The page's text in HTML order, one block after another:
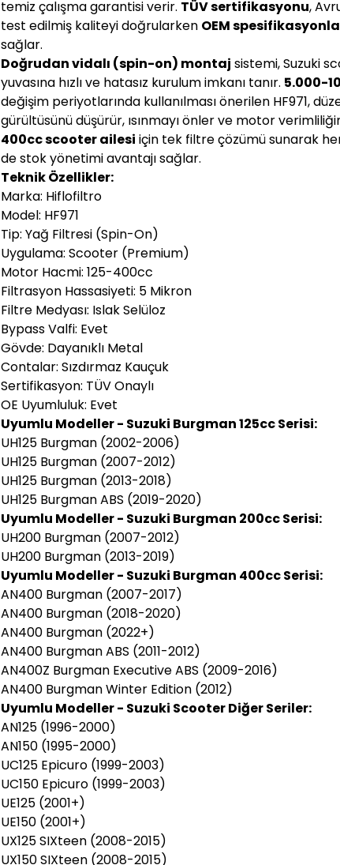
temiz çalışma garantisi verir. TÜV sertifikasyonu,
test edilmiş kaliteyi doğrularken OEM
sağlar.
Doğrudan vidalı (spin-on) montaj sistemi, Suzuki
yuvasına hızlı ve hatasız kurulum imkanı tanır. 5.000-
değişim periyotlarında kullanılması önerilen HF971,
gürültüsünü düşürür, ısınmayı önler ve motor
400cc scooter ailesi için tek filtre çözümü sunarak
de stok yönetimi avantajı sağlar.
Teknik Özellikler:
Marka: Hiflofiltro
Model: HF971
Tip: Yağ Filtresi (Spin-On)
Uygulama: Scooter (Premium)
Motor Hacmi: 125-400cc
Filtrasyon Hassasiyeti: 5 Mikron
Filtre Medyası: Islak Selüloz
Bypass Valfi: Evet
Gövde: Dayanıklı Metal
Contalar: Sızdırmaz Kauçuk
Sertifikasyon: TÜV Onaylı
OE Uyumluluk: Evet
Uyumlu Modeller - Suzuki Burgman 125cc Serisi:
UH125 Burgman (2002-2006)
UH125 Burgman (2007-2012)
UH125 Burgman (2013-2018)
UH125 Burgman ABS (2019-2020)
Uyumlu Modeller - Suzuki Burgman 200cc Serisi:
UH200 Burgman (2007-2012)
UH200 Burgman (2013-2019)
Uyumlu Modeller - Suzuki Burgman 400cc Serisi:
AN400 Burgman (2007-2017)
AN400 Burgman (2018-2020)
AN400 Burgman (2022+)
AN400 Burgman ABS (2011-2012)
AN400Z Burgman Executive ABS (2009-2016)
AN400 Burgman Winter Edition (2012)
Uyumlu Modeller - Suzuki Scooter Diğer Seriler:
AN125 (1996-2000)
AN150 (1995-2000)
UC125 Epicuro (1999-2003)
UC150 Epicuro (1999-2003)
UE125 (2001+)
UE150 (2001+)
UX125 SIXteen (2008-2015)
UX150 SIXteen (2008-2015)